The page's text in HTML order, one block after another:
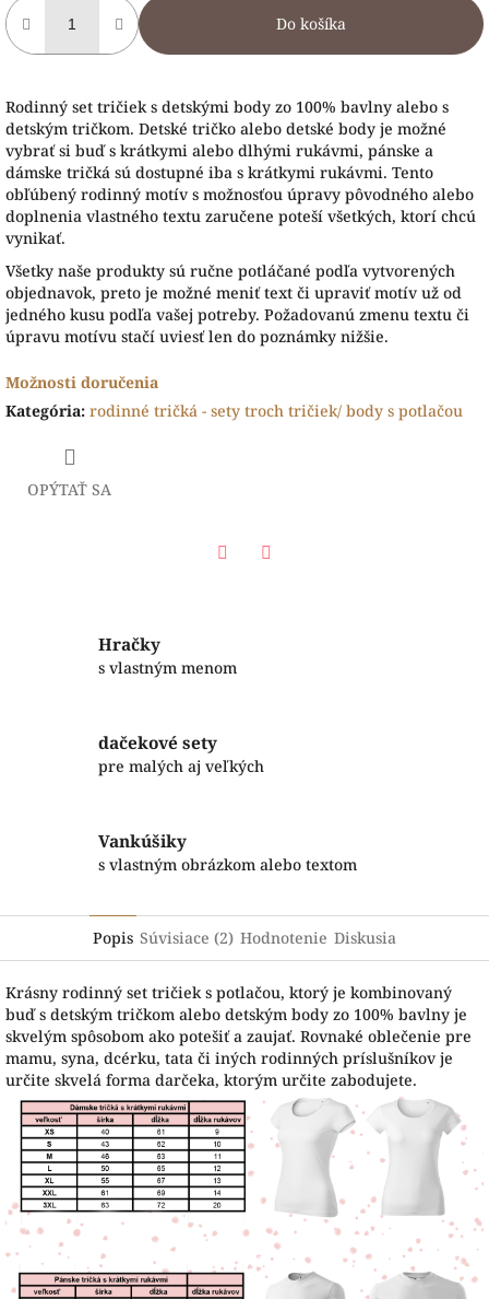
Do košíka
Rodinný set tričiek s detskými body zo 100% bavlny alebo s
detským tričkom. Detské tričko alebo detské body je možné
vybrať si buď s krátkymi alebo dlhými rukávmi, pánske a
dámske tričká sú dostupné iba s krátkymi rukávmi. Tento
obľúbený rodinný motív s možnosťou úpravy pôvodného alebo
doplnenia vlastného textu zaručene poteší všetkých, ktorí chcú
vynikať.
Všetky naše produkty sú ručne potláčané podľa vytvorených
objednavok, preto je možné meniť text či upraviť motív už od
jedného kusu podľa vašej potreby. Požadovanú zmenu textu či
úpravu motívu stačí uviesť len do poznámky nižšie.
Možnosti doručenia
Kategória: rodinné tričká - sety troch tričiek/ body s potlačou
OPÝTAŤ SA
Hračky
s vlastným menom
dačekové sety
pre malých aj veľkých
Vankúšiky
s vlastným obrázkom alebo textom
Popis Súvisiace (2) Hodnotenie Diskusia
Krásny rodinný set tričiek s potlačou, ktorý je kombinovaný
buď s detským tričkom alebo detským body zo 100% bavlny je
skvelým spôsobom ako potešiť a zaujať. Rovnaké oblečenie pre
mamu, syna, dcérku, tata či iných rodinných príslušníkov je
určite skvelá forma darčeka, ktorým určite zabodujete.